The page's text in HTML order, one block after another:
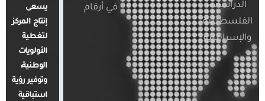
الدراسات
الفلسطينية
والإسرائيلية
في أرقام
يسعى
إنتاج المركز
لتغطية
الأولويات
الوطنية،
وتوفير رؤية
استباقية